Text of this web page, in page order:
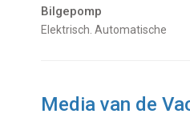
Bilgepomp
Elektrisch. Automatische
Media van de